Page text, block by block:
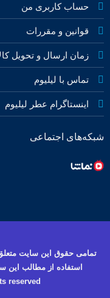
حساب کاربری من
قوانین و مقررات
زمان ارسال و تحویل
تماس با لیلیوم
اینستاگرام عطر لیلیوم
شبکه‌های اجتماعی
تمامی حقوق این سایت
استفاده از مطالب این
reserved